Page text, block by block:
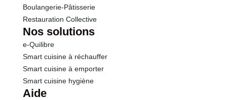
Boulangerie-Pâtisserie
Restauration Collective
Nos solutions
e-Quilibre
Smart cuisine à réchauffer
Smart cuisine à emporter
Smart cuisine hygiène
Aide